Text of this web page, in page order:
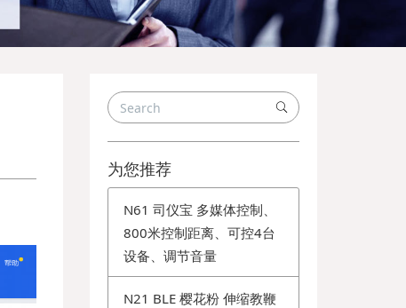
为您推荐
N61 司仪宝 多媒体控制、
800米控制距离、可控4台
设备、调节音量
N21 BLE 樱花粉 伸缩教鞭